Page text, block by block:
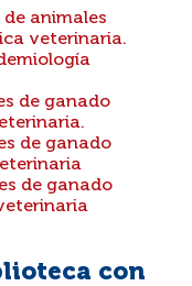
animales
veterinaria.
de ganado
de ganado
de ganado
con